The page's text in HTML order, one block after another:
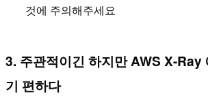
것에 주의해주세요
3. 주관적이긴 하지만 AWS X-Ray
기 편하다